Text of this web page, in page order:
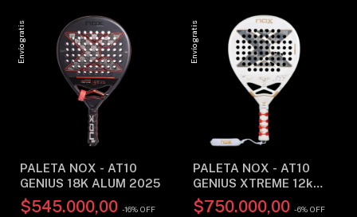
Envío gratis
PALETA NOX - AT10
GENIUS 18K ALUM 2025
$545.000,00 -16% OFF
Envío gratis
PALETA NOX - AT10
GENIUS XTREME 12k
(2026)
$750.000,00 -6% OFF